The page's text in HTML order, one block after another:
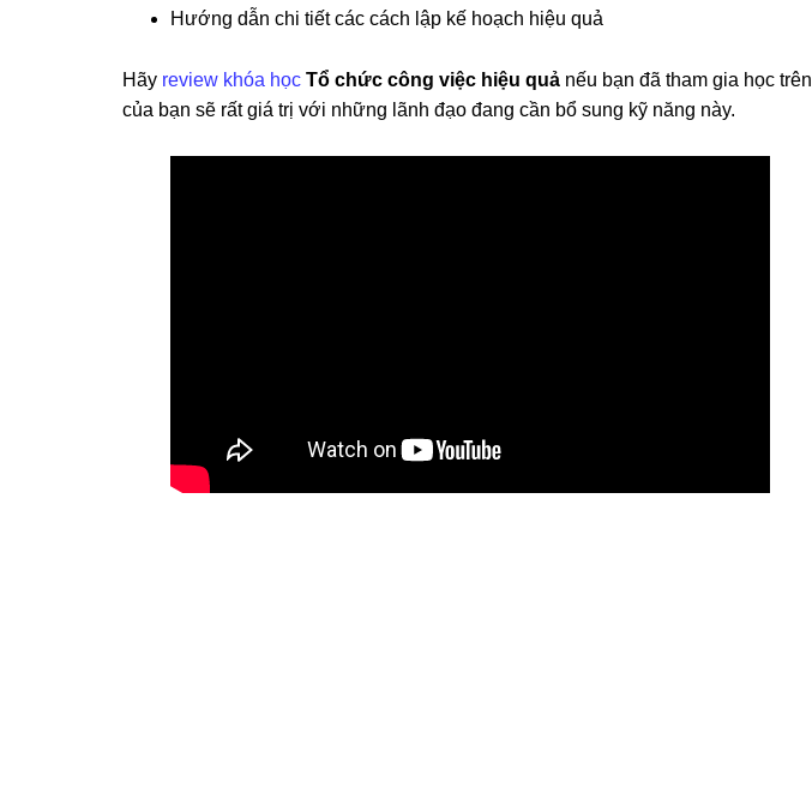
Hướng dẫn chi tiết các cách lập kế hoạch hiệu quả
Hãy review khóa học Tổ chức công việc hiệu quả nếu bạn đã tham gia học trên
của bạn sẽ rất giá trị với những lãnh đạo đang cần bổ sung kỹ năng này.